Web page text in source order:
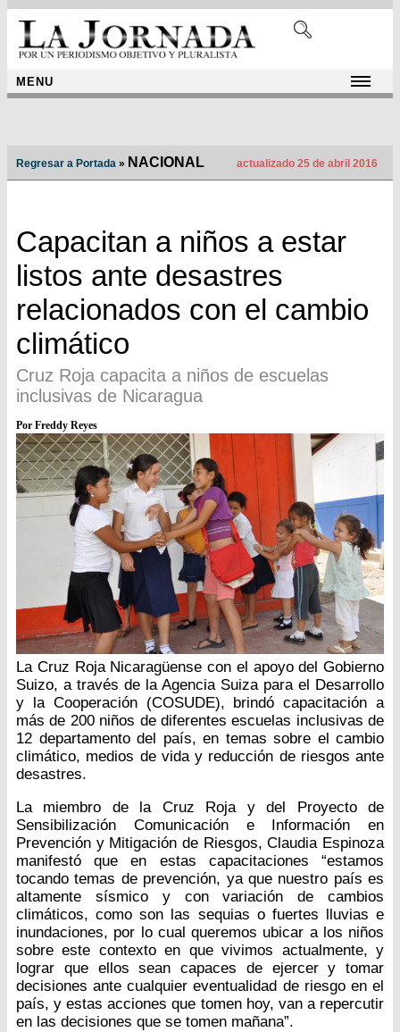
MENU
Regresar a Portada » NACIONAL actualizado 25 de abril 2016
Capacitan a niños a estar
listos ante desastres
relacionados con el cambio
climático
Cruz Roja capacita a niños de escuelas
inclusivas de Nicaragua
Por Freddy Reyes
La Cruz Roja Nicaragüense con el apoyo del Gobierno
Suizo, a través de la Agencia Suiza para el Desarrollo
y la Cooperación (COSUDE), brindó capacitación a
más de 200 niños de diferentes escuelas inclusivas de
12 departamento del país, en temas sobre el cambio
climático, medios de vida y reducción de riesgos ante
desastres.
La miembro de la Cruz Roja y del Proyecto de
Sensibilización Comunicación e Información en
Prevención y Mitigación de Riesgos, Claudia Espinoza
manifestó que en estas capacitaciones “estamos
tocando temas de prevención, ya que nuestro país es
altamente sísmico y con variación de cambios
climáticos, como son las sequias o fuertes lluvias e
inundaciones, por lo cual queremos ubicar a los niños
sobre este contexto en que vivimos actualmente, y
lograr que ellos sean capaces de ejercer y tomar
decisiones ante cualquier eventualidad de riesgo en el
país, y estas acciones que tomen hoy, van a repercutir
en las decisiones que se tomen mañana”.